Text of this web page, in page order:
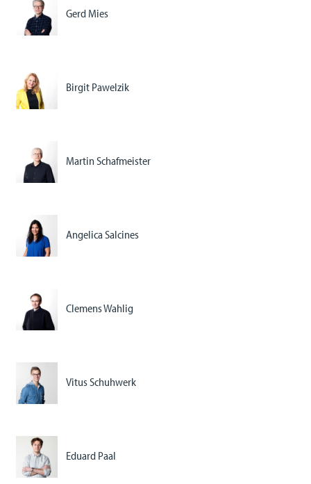
Gerd Mies
Birgit Pawelzik
Martin Schafmeister
Angelica Salcines
Clemens Wahlig
Vitus Schuhwerk
Eduard Paal